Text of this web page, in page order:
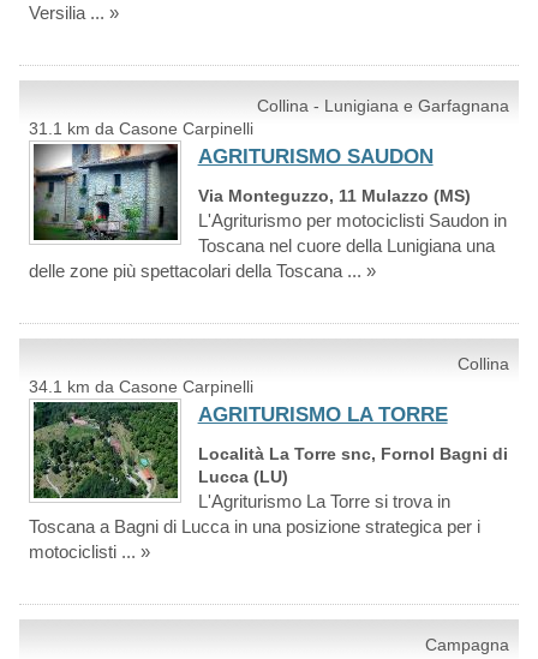
Versilia ... »
Collina - Lunigiana e Garfagnana
31.1 km da Casone Carpinelli
AGRITURISMO SAUDON
Via Monteguzzo, 11 Mulazzo (MS)
L'Agriturismo per motociclisti Saudon in
Toscana nel cuore della Lunigiana una
delle zone più spettacolari della Toscana ... »
Collina
34.1 km da Casone Carpinelli
AGRITURISMO LA TORRE
Località La Torre snc, Fornol Bagni di
Lucca (LU)
L'Agriturismo La Torre si trova in
Toscana a Bagni di Lucca in una posizione strategica per i
motociclisti ... »
Campagna